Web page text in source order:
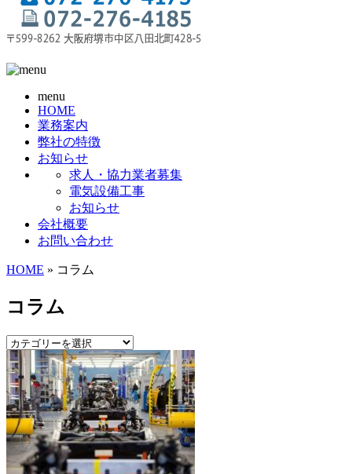
menu
HOME
業務案内
弊社の特徴
お知らせ
求人・協力業者募集
電気設備工事
お知らせ
会社概要
お問い合わせ
HOME » コラム
コラム